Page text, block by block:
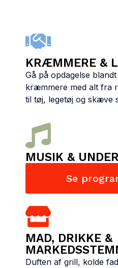
KRÆMMERE &
Gå på opdagelse
kræmmere med alt fra
til tøj, legetøj og skæve
MUSIK &
Se
MAD, DRIKKE &
Duften af grill, kolde